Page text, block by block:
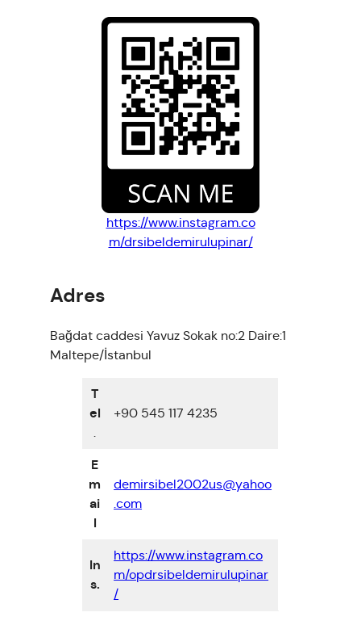
https://www.instagram.co
m/drsibeldemirulupinar/
Adres
Bağdat caddesi Yavuz Sokak no:2 Daire:1
Maltepe/İstanbul
T
el
+90 545 117 4235
E
m
ai
l
demirsibel2002us@yahoo
.com
In
s.
https://www.instagram.co
m/opdrsibeldemirulupinar
/